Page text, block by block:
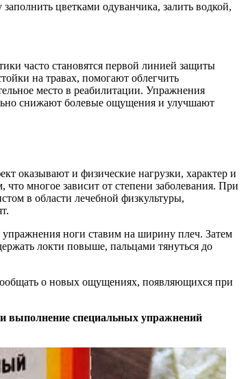
цветками одуванчика, залить водкой,
часто становятся первой линией защиты
на травах, помогают облегчить
место в реабилитации. Упражнения
снижают болевые ощущения и улучшают
оказывают и физические нагрузки, характер и
многое зависит от степени заболевания. При
в области лечебной физкультуры,
ноги ставим на ширину плеч. Затем
локти повыше, пальцами тянуться до
о новых ощущениях, появляющихся при
выполнение специальных упражнений